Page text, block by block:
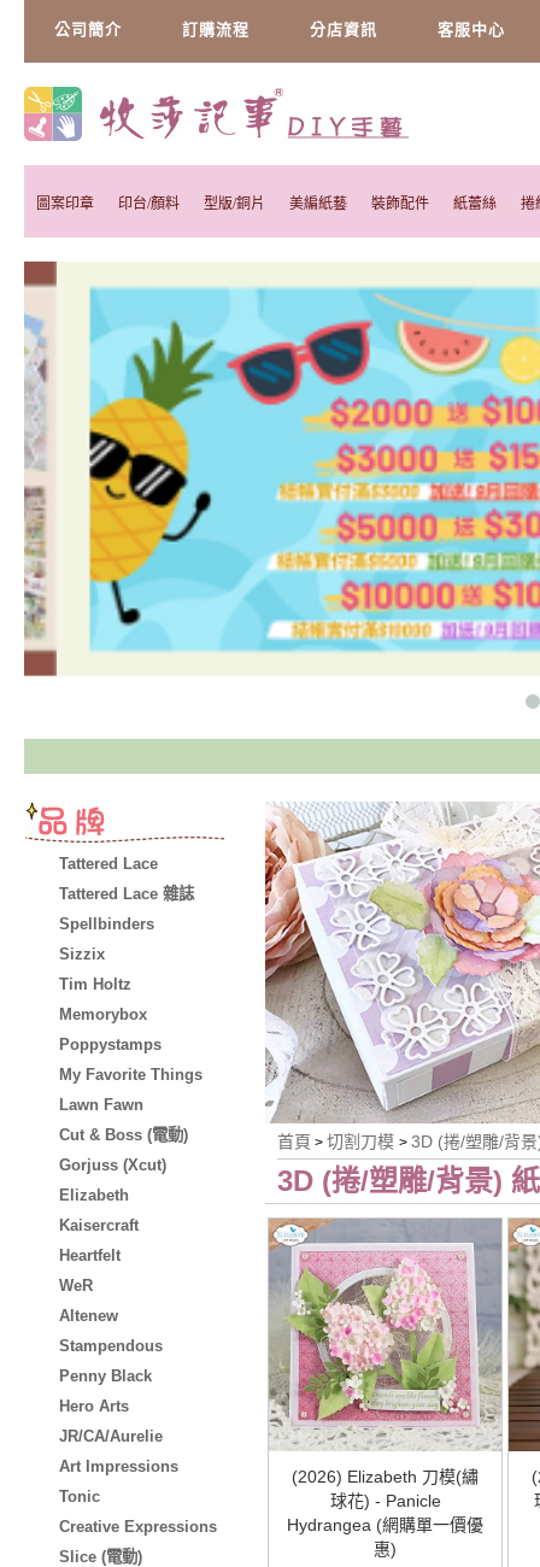
公司簡介 訂購流程 分店資訊 客服中心
圖案印章 印台/顏料 型版/銅片 美編紙藝 裝飾配件 紙蕾絲 捲
Tattered Lace
Tattered Lace 雜誌
Spellbinders
Sizzix
Tim Holtz
Memorybox
Poppystamps
My Favorite Things
Lawn Fawn
Cut & Boss (電動)
Gorjuss (Xcut)
Elizabeth
Kaisercraft
Heartfelt
WeR
Altenew
Stampendous
Penny Black
Hero Arts
JR/CA/Aurelie
Art Impressions
Tonic
Creative Expressions
Slice (電動)
首頁 > 切割刀模 > 3D (捲/塑雕/背
3D (捲/塑雕/背景)
(2026) Elizabeth 刀模(繡
球花) - Panicle
Hydrangea (網購單一價優
惠)